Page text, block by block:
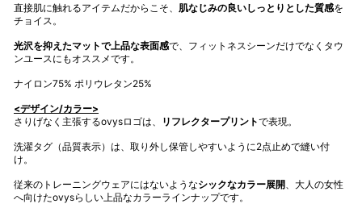
直接肌に触れるアイテムだからこそ、 肌なじみの良いしっとりとした質感を
チョイス。
光沢を抑えたマットで上品な表面感で、フィットネスシーンだけでなくタウ
ンユースにもオススメです。
ナイロン75% ポリウレタン25%
<デザイン/カラー>
さりげなく主張するovysロゴは、
リフレクタープリントで表現。
洗濯タグ（品質表示）は、取り外し保管しやすいように2点止めで縫い付
け。
従来のトレーニングウェアにはないようなシックなカラー展開 、大人の女性
へ向けたovysらしい上品なカラーラインナップです。